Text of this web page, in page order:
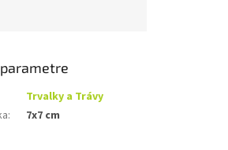
Trvalky a Trávy
:
7x7 cm